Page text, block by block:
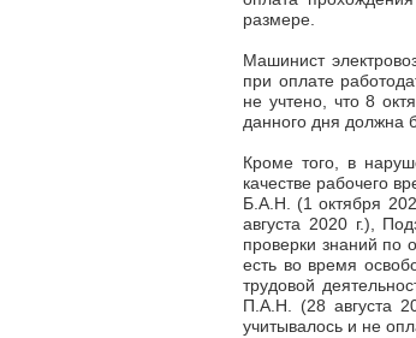
размере.
Машинист
при оплате
не учтено, что 8
данного дня должна
Кроме того, в
качестве рабочего
Б.А.Н. (1 октября
августа 2020 г.),
проверки знаний по
есть во время
трудовой
П.А.Н. (28 августа
учитывалось и не